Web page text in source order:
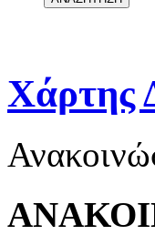
Χάρτης